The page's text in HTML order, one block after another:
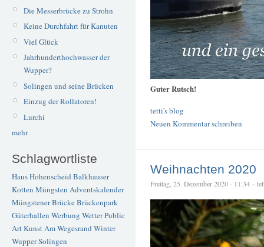
Die Messerbrücke zu Strohn
Keine Durchfahrt für Kanuten
Viel Glück
Jahrhunderthochwasser der
Wupper?
Solingen und seine Brücken
Einzug der Rollatoren!
Lurchi
mehr
Schlagwortliste
Haus Hohenscheid Balkhauser
Kotten Müngsten Adventskalender
Müngstener BrückeBrückenpark
Güterhallen Werbung WetterPublic
ArtKunstAm Wegesrand Winter
WupperSolingen
Guter Rutsch!
tetti's blog
Neuen Kommentar schreiben
Weihnachten 2020
Freitag, 25. Dezember 2020 - 11:34 –